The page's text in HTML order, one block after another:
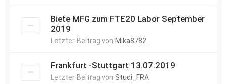
Biete MFG zum FTE20 Labor September
2019
Letzter Beitrag von Mika8782
Frankfurt -Stuttgart 13.07.2019
Letzter Beitrag von Studi_FRA